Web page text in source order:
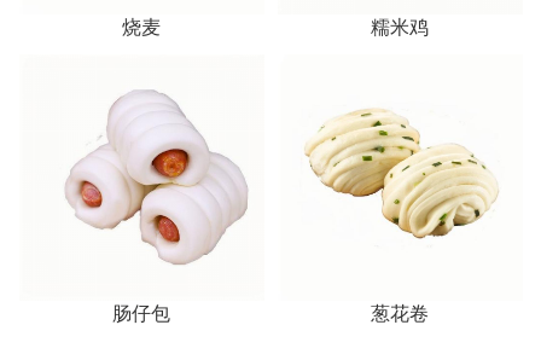
烧麦 糯米鸡
肠仔包 葱花卷